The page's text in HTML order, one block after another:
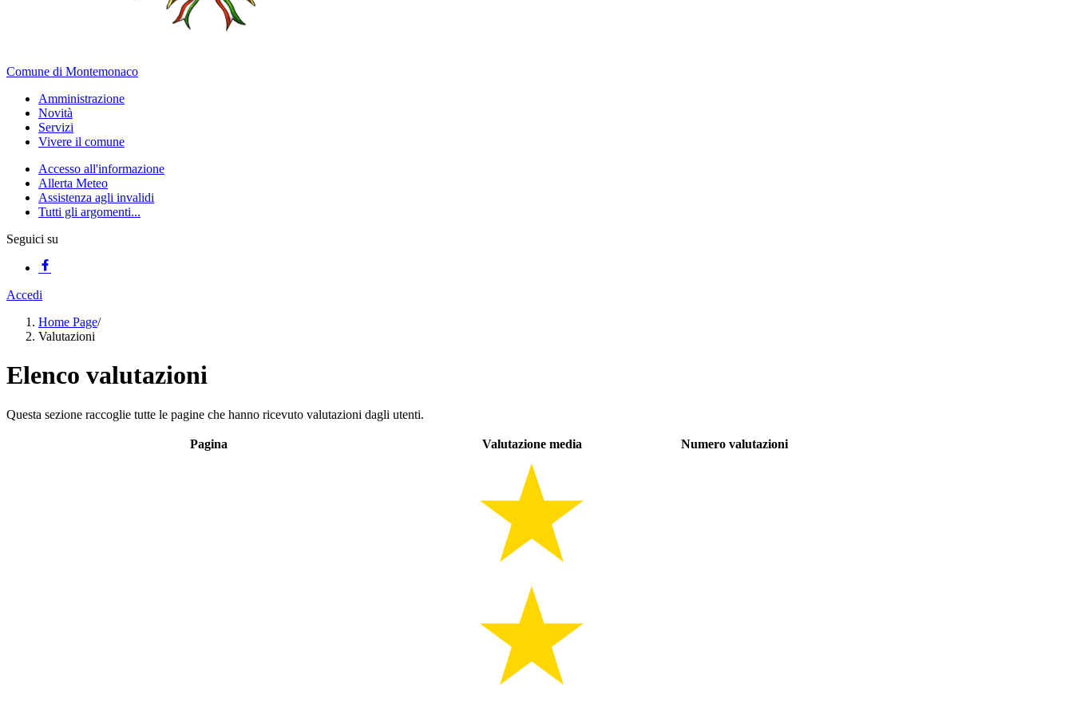
Comune di Montemonaco
Amministrazione
Novità
Servizi
Vivere il comune
Accesso all'informazione
Allerta Meteo
Assistenza agli invalidi
Tutti gli argomenti...
Seguici su
Accedi
Home Page/
Valutazioni
Elenco valutazioni
Questa sezione raccoglie tutte le pagine che hanno ricevuto valutazioni dagli utenti.
Pagina Valutazione media Numero valutazioni